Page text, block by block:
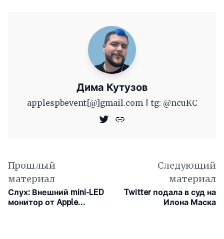
Дима Кутузов
applespbevent[@]gmail.com | tg: @ncuKC
Прошлый
материал
Слух: Внешний mini-LED
монитор от Apple
Следующий
материал
Twitter подала в суд на
Илона Маска